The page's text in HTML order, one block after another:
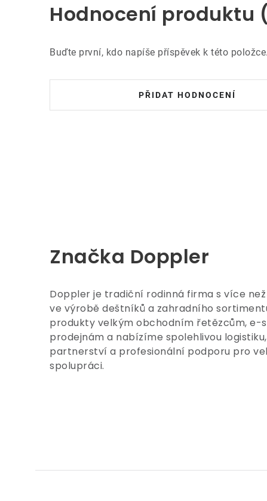
Hodnocení produktu
Buďte první, kdo napíše příspěvek k této položce.
PŘIDAT HODNOCENÍ
Značka Doppler
Doppler je tradiční rodinná firma s více
ve výrobě deštníků a zahradního
produkty velkým obchodním řetězcům, e-
prodejnám a nabízíme spolehlivou
partnerství a profesionální podporu pro
spolupráci.